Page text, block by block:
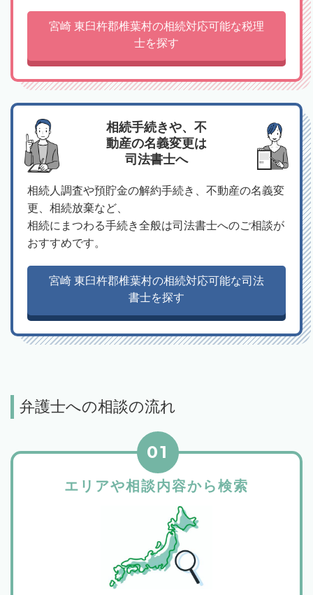
宮崎 東臼杵郡椎葉村の相続対応可能な税理
士を探す
相続手続きや、不
動産の名義変更は
司法書士へ
相続人調査や預貯金の解約手続き、不動産の名義変
更、相続放棄など、
相続にまつわる手続き全般は司法書士へのご相談が
おすすめです。
宮崎 東臼杵郡椎葉村の相続対応可能な司法
書士を探す
弁護士への相談の流れ
エリアや相談内容から検索
01